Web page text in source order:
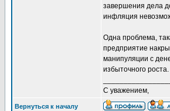
завершения дела
инфляция
Одна проблема,
предприятие
манипуляции с
избыточного роста.
С уважением,
Вернуться к началу